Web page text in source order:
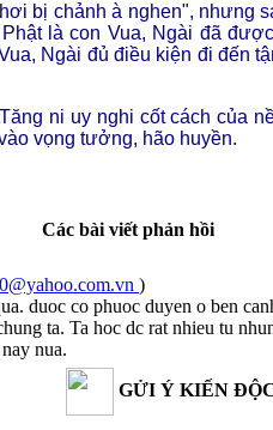
bị chảnh à nghen", nhưng
là con Vua, Ngài đã
Ngài đủ điều kiện đi đến
ni uy nghi cốt cách của
vọng tưởng, hão huyền.
Các bài viết phản hồi
)
duoc co phuoc duyen o ben
ta. Ta hoc dc rat nhieu tu
nua.
GỬI Ý KIẾN